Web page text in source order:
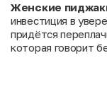
Женские
инвестиция в
придётся
которая говорит